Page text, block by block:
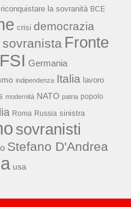
la sovranità BCE
crisi democrazia
Fronte
FSI Germania
indipendenza Italia lavoro
modernità NATO patria popolo
Roma Russia sinistra
sovranisti
Stefano D'Andrea
usa